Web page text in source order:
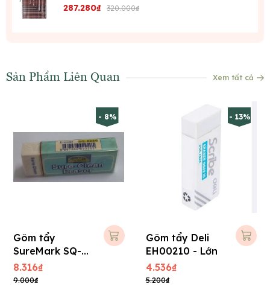
287.280₫ 320.000₫
Sản Phẩm Liên Quan Xem tất cả
- 8%
Gôm tẩy
SureMark SQ-
2220 - Lớn
8.316₫
9.000₫
- 13%
Gôm tẩy Deli
EH00210 - Lớn
4.536₫
5.200₫